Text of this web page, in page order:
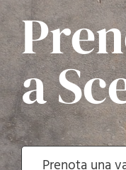
a
Prenota una